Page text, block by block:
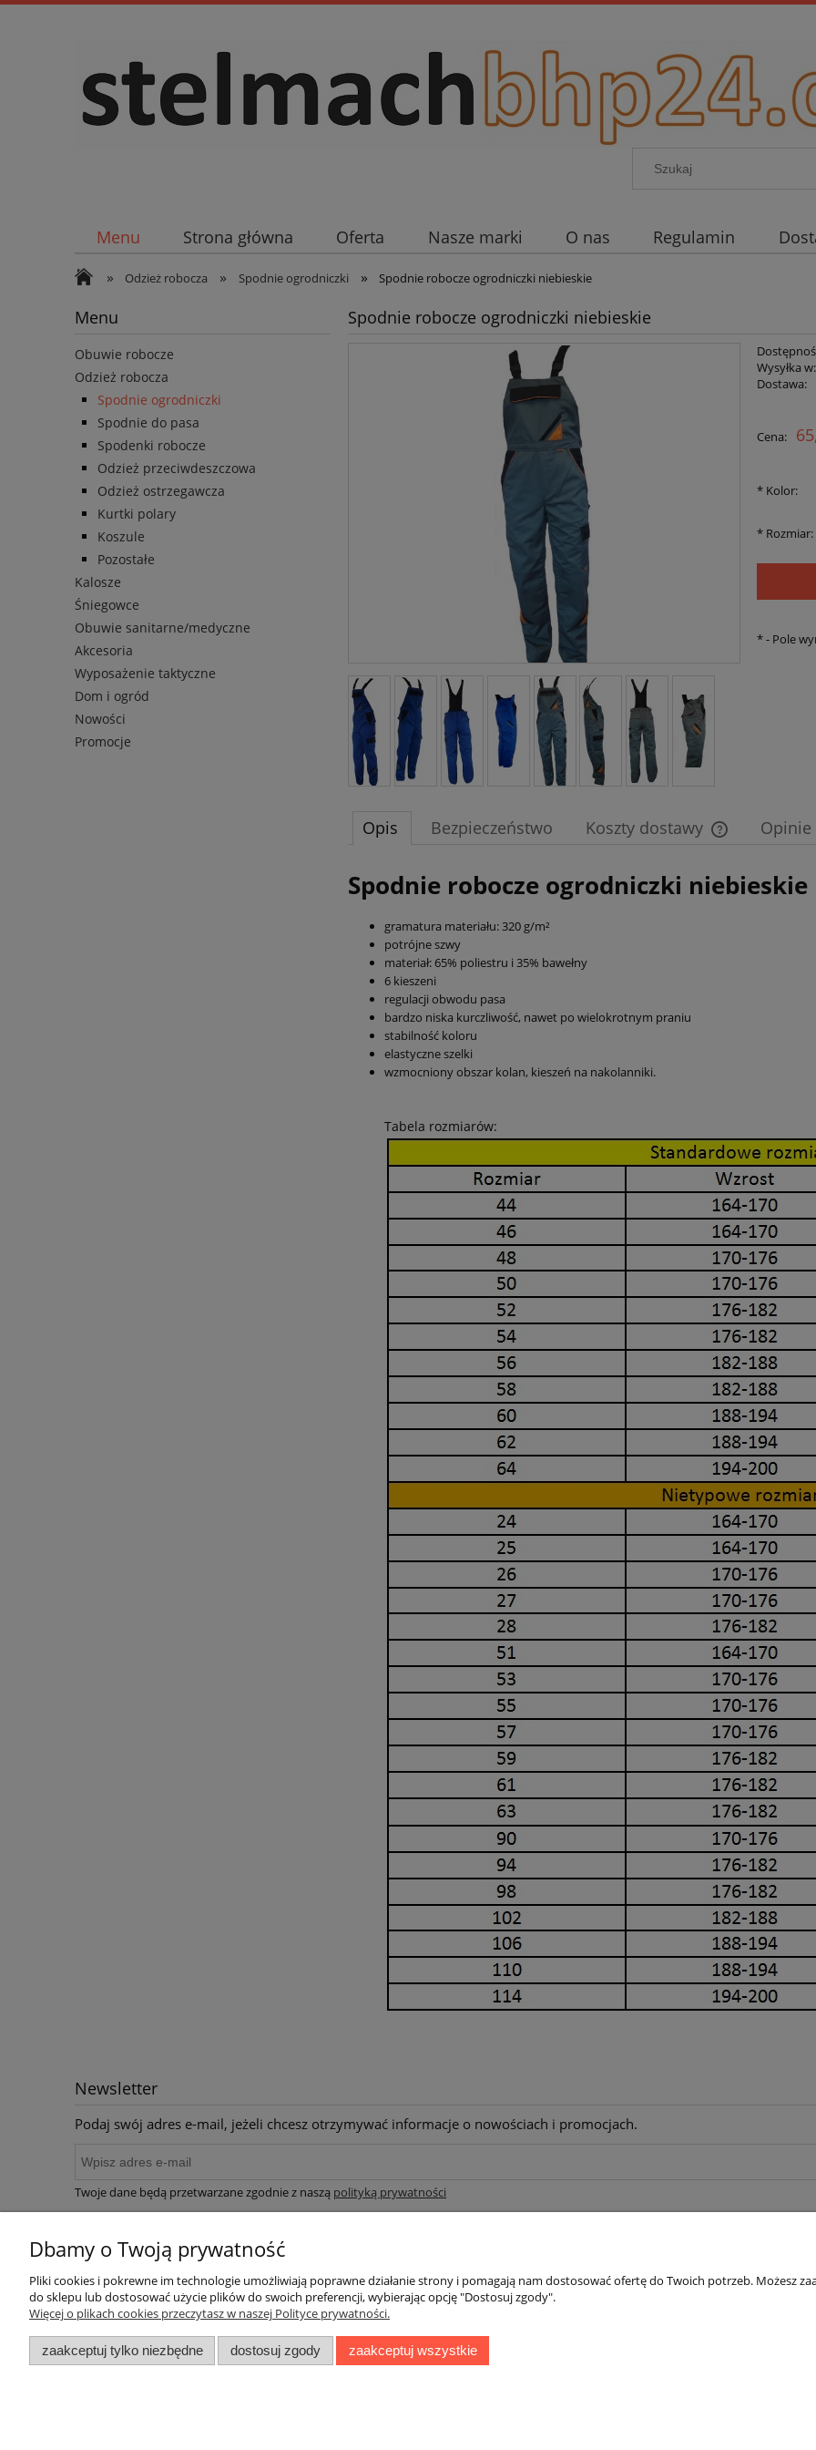
Menu Strona główna Oferta Nasze marki O nas Regulamin
» Odzież robocza » Spodnie ogrodniczki » Spodnie robocze ogrodniczki niebieskie
Menu
Obuwie robocze
Odzież robocza
Spodnie ogrodniczki
Spodnie do pasa
Spodenki robocze
Odzież przeciwdeszczowa
Odzież ostrzegawcza
Kurtki polary
Koszule
Pozostałe
Kalosze
Śniegowce
Obuwie sanitarne/medyczne
Akcesoria
Wyposażenie taktyczne
Dom i ogród
Nowości
Promocje
Spodnie robocze ogrodniczki niebieskie
Wysyłka w:
Dostawa:
Cena:
* Kolor:
* Rozmiar:
*- Pole
Opis Bezpieczeństwo Koszty dostawy
Cena nie
płatności
Opinie
Spodnie robocze ogrodniczki niebieskie
gramatura materiału: 320 g/m²
potrójne szwy
materiał: 65% poliestru i 35% bawełny
6 kieszeni
regulacji obwodu pasa
bardzo niska kurczliwość, nawet po wielokrotnym praniu
stabilność koloru
elastyczne szelki
wzmocniony obszar kolan, kieszeń na nakolanniki.
Tabela rozmiarów:
Newsletter
Podaj swój adres e-mail, jeżeli chcesz otrzymywać informacje o nowościach i promocjach.
Twoje dane będą przetwarzane zgodnie z naszą polityką prywatności
FAQ (Najczęściej zadawane pytania)
Sposób płatności
Dbamy o Twoją prywatność
Pliki cookies i pokrewne im technologie umożliwiają poprawne działanie strony i pomagają nam dostosować ofertę do Twoich potrzeb. Możesz
do sklepu lub dostosować użycie plików do swoich preferencji, wybierając opcję "Dostosuj zgody".
Więcej o plikach cookies przeczytasz w naszej Polityce prywatności.
zaakceptuj tylko niezbędne dostosuj zgody zaakceptuj wszystkie